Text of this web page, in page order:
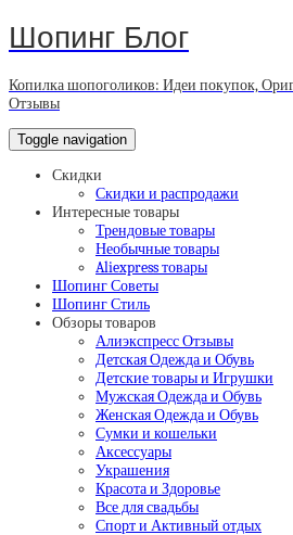
Шопинг Блог
Копилка шопоголиков: Идеи покупок,
Отзывы
Toggle navigation
Скидки
Скидки и распродажи
Интересные товары
Трендовые товары
Необычные товары
Aliexpress товары
Шопинг Советы
Шопинг Стиль
Обзоры товаров
Алиэкспресс Отзывы
Детская Одежда и Обувь
Детские товары и Игрушки
Мужская Одежда и Обувь
Женская Одежда и Обувь
Сумки и кошельки
Аксессуары
Украшения
Красота и Здоровье
Все для свадьбы
Спорт и Активный отдых